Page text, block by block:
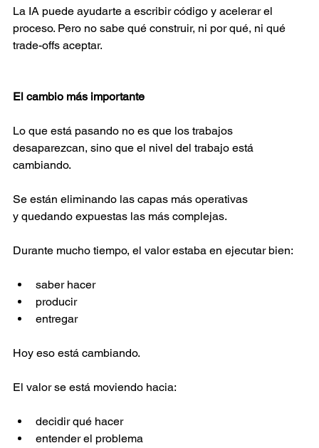
La IA puede ayudarte a escribir código y acelerar el
proceso. Pero no sabe qué construir, ni por qué, ni qué
trade-offs aceptar.
El cambio más importante
Lo que está pasando no es que los trabajos
desaparezcan, sino que el nivel del trabajo está
cambiando.
Se están eliminando las capas más operativas
y quedando expuestas las más complejas.
Durante mucho tiempo, el valor estaba en ejecutar bien:
saber hacer
producir
entregar
Hoy eso está cambiando.
El valor se está moviendo hacia:
decidir qué hacer
entender el problema